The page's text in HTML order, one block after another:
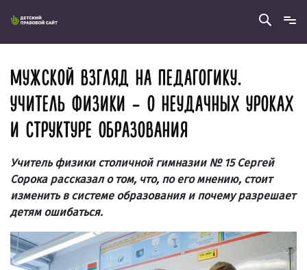
МУЖСКОЙ ВЗГЛЯД НА ПЕДАГОГИКУ.
УЧИТЕЛЬ ФИЗИКИ – О НЕУДАЧНЫХ УРОКАХ
И СТРУКТУРЕ ОБРАЗОВАНИЯ
Учитель физики столичной гимназии № 15 Сергей
Сорока рассказал о том, что, по его мнению, стоит
изменить в системе образования и почему разрешает
детям ошибаться.